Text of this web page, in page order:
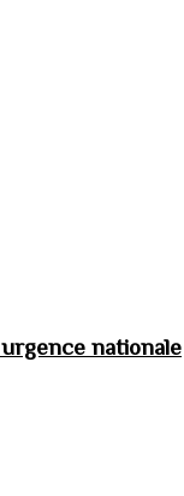
nationale